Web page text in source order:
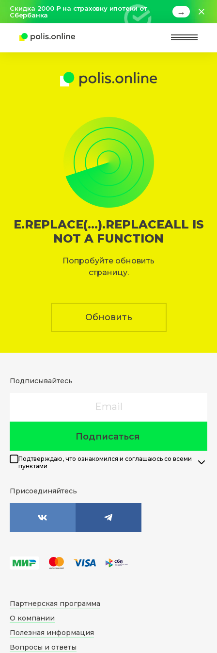
Скидка 2000 ₽ на страховку ипотеки от
Сбербанка
→
E.REPLACE(...).REPLACEALL IS
NOT A FUNCTION
Попробуйте обновить
страницу.
Обновить
Подписывайтесь
Подписаться
Подтверждаю, что ознакомился и соглашаюсь со всеми
пунктами
Присоединяйтесь
Партнерская программа
О компании
Полезная информация
Вопросы и ответы